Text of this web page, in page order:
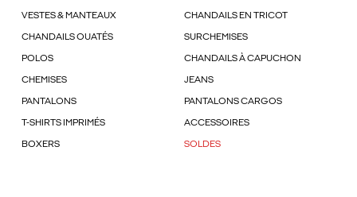
VESTES & MANTEAUX CHANDAILS EN TRICOT
CHANDAILS OUATÉS SURCHEMISES
POLOS CHANDAILS À CAPUCHON
CHEMISES JEANS
PANTALONS PANTALONS CARGOS
T-SHIRTS IMPRIMÉS ACCESSOIRES
BOXERS SOLDES